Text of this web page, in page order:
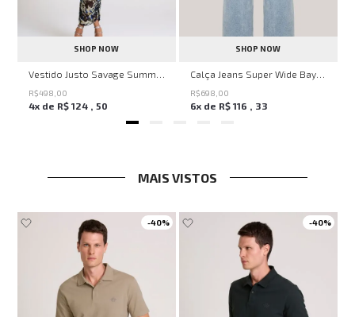
SHOP NOW
R$498 00
4x de R$ 124 , 50
SHOP NOW
R$698 00
6x de R$ 116 , 33
MAIS VISTOS
-40% -40%